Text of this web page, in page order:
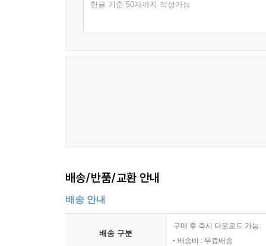
? 조용하게 즐기기 좋은 축제
? 연말 분위기 제대로 느끼는 방법
? 숙소와 함께 잡기 좋은 지역
마무리
한글 기준 50자까지 작성가능
배송/반품/교환 안내
배송 안내
배송 구분
구매 후 즉시 다운로드 가능
배송비 : 무료배송